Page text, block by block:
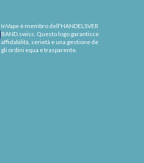
InVape è membro dell'HANDELSVER
BAND.swiss. Questo logo garantisce
affidabilità, serietà e una gestione de
gli ordini equa e trasparente.